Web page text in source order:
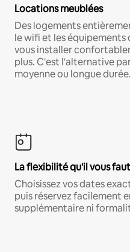
Locations meublées
Des logements
le wifi et les équipements
vous installer
plus. C'est l'alternative
moyenne ou longue durée.
La flexibilité qu'il vous faut
Choisissez vos dates
puis réservez facilement
supplémentaire ni